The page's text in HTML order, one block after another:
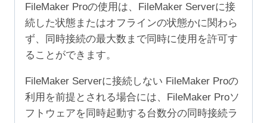
FileMaker Proの使用は、FileMaker Serverに接
続した状態またはオフラインの状態かに関わら
ず、同時接続の最大数まで同時に使用を許可す
ることができます。
FileMaker Serverに接続しない FileMaker Proの
利用を前提とされる場合には、FileMaker Proソ
フトウェアを同時起動する台数分の同時接続ラ